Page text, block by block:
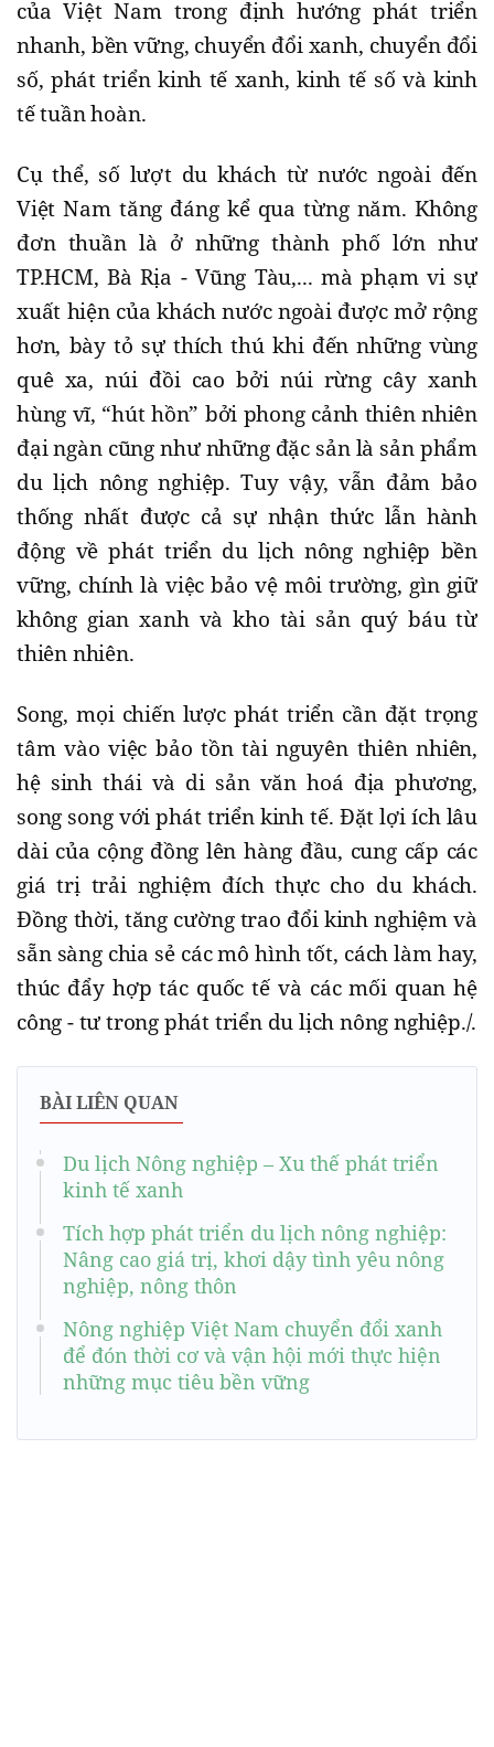
của Việt Nam trong định hướng phát triển
nhanh, bền vững, chuyển đổi xanh, chuyển đổi
số, phát triển kinh tế xanh, kinh tế số và kinh
tế tuần hoàn.
Cụ thể, số lượt du khách từ nước ngoài đến
Việt Nam tăng đáng kể qua từng năm. Không
đơn thuần là ở những thành phố lớn như
TP.HCM, Bà Rịa - Vũng Tàu,... mà phạm vi sự
xuất hiện của khách nước ngoài được mở rộng
hơn, bày tỏ sự thích thú khi đến những vùng
quê xa, núi đồi cao bởi núi rừng cây xanh
hùng vĩ, “hút hồn” bởi phong cảnh thiên nhiên
đại ngàn cũng như những đặc sản là sản phẩm
du lịch nông nghiệp. Tuy vậy, vẫn đảm bảo
thống nhất được cả sự nhận thức lẫn hành
động về phát triển du lịch nông nghiệp bền
vững, chính là việc bảo vệ môi trường, gìn giữ
không gian xanh và kho tài sản quý báu từ
thiên nhiên.
Song, mọi chiến lược phát triển cần đặt trọng
tâm vào việc bảo tồn tài nguyên thiên nhiên,
hệ sinh thái và di sản văn hoá địa phương,
song song với phát triển kinh tế. Đặt lợi ích lâu
dài của cộng đồng lên hàng đầu, cung cấp các
giá trị trải nghiệm đích thực cho du khách.
Đồng thời, tăng cường trao đổi kinh nghiệm và
sẵn sàng chia sẻ các mô hình tốt, cách làm hay,
thúc đẩy hợp tác quốc tế và các mối quan hệ
công - tư trong phát triển du lịch nông nghiệp./.
BÀI LIÊN QUAN
Du lịch Nông nghiệp – Xu thế phát triển
kinh tế xanh
Tích hợp phát triển du lịch nông nghiệp:
Nâng cao giá trị, khơi dậy tình yêu nông
nghiệp, nông thôn
Nông nghiệp Việt Nam chuyển đổi xanh
để đón thời cơ và vận hội mới thực hiện
những mục tiêu bền vững